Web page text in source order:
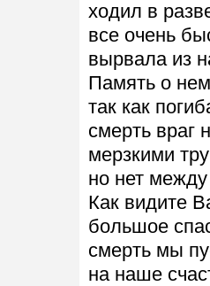
ходил в
все очень
вырвала из
Память о
так как
смерть враг
мерзкими
но нет
Как видите
большое
смерть мы
на наше